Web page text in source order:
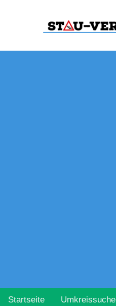
Startseite Umkreissuche